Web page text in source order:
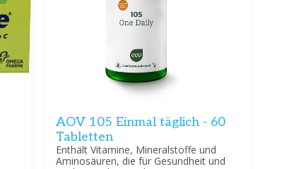
AOV 105 Einmal täglich - 60
Tabletten
Enthält Vitamine, Mineralstoffe und
Aminosäuren, die für Gesundheit und